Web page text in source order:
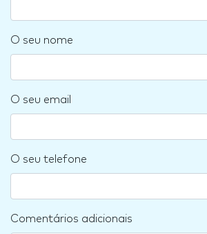
O seu nome
O seu email
O seu telefone
Comentários adicionais